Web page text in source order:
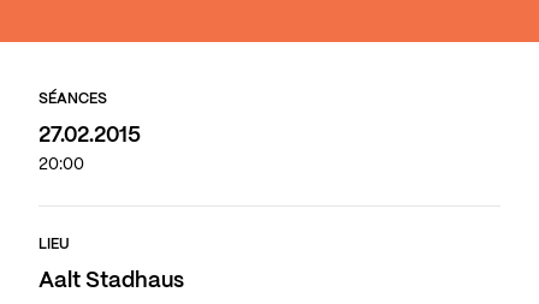
SÉANCES
27.02.2015
20:00
LIEU
Aalt Stadhaus